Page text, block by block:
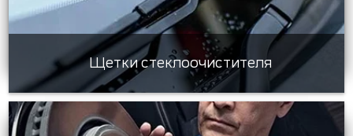
Щетки стеклоочистителя